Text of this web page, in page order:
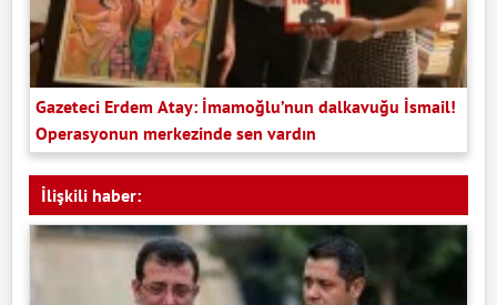
Gazeteci Erdem Atay: İmamoğlu’nun dalkavuğu İsmail!
Operasyonun merkezinde sen vardın
İlişkili haber: